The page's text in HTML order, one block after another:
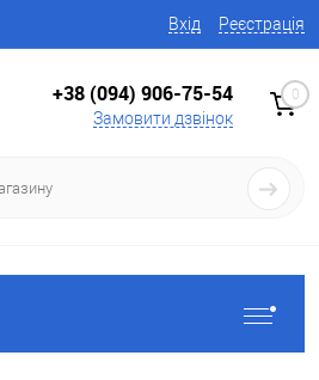
Вхід Реєстрація
+38 (094) 906-75-54
Замовити дзвінок
0